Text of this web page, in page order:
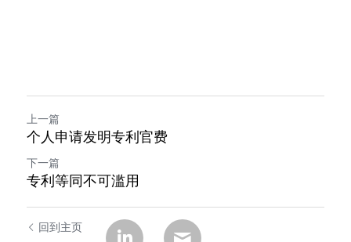
上一篇
个人申请发明专利官费
下一篇
专利等同不可滥用
回到主页